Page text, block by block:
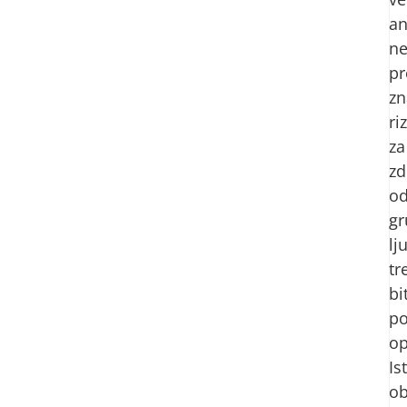
ne
za